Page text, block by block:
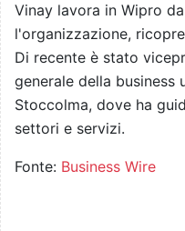
Vinay lavora in Wipro
l'organizzazione,
Di recente è stato
generale della business
Stoccolma, dove ha
settori e servizi.
Fonte: Business Wire